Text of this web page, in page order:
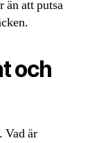
än att putsa
och
Vad är